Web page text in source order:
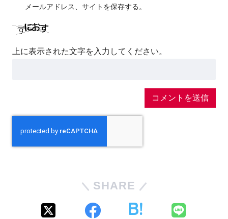
メールアドレス、サイトを保存する。
上に表示された文字を入力してください。
SHARE